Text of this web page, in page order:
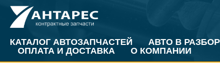
КАТАЛОГ АВТОЗАПЧАСТЕЙ
АВТО В РАЗБОР
ОПЛАТА И ДОСТАВКА
О КОМПАНИИ